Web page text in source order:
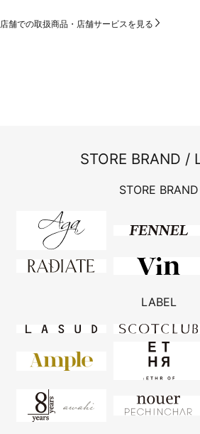
店舗での取扱商品・店舗サービスを見る
STORE BRAND /
STORE BRAND
LABEL